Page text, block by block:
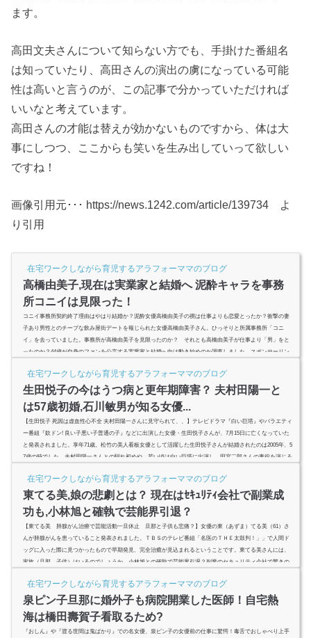
ます。
高田文夫さんについて知らない方でも、手掛けた番組名
は知っていたり、高田さんの演出の虜になっている可能
性は高いと言うのが、この記事で分かっていただければ
いいなと考えています。
高田さんの才能は替えが効かないものですから、体は大
事にしつつ、ここからも笑いを生み出していって欲しい
ですね！
画像引用元･･･ https://news.1242.com/article/139734 よ
り引用
在宅ワークしながら育児するアラフォーママのブログ
高橋由美子,現在は実業家と結婚へ 泥酔キャラを事務
所コニイは見限った！
コニイ事務所契約終了理由はやはり結婚か？泥酔女優高橋由美子の禊は仕事よりも恋愛とったか？衝撃の妻
子あり男性とのチープな飲み屋街デートを報じられた女優高橋由美子さん。ひっそりと所属事務所「コニ
イ」を去っていました。事務所が高橋由美子を見限ったのか？ それとも高橋由美子が仕事より「男」をと
ったのか？44歳が自身のファンを公言する実業家と結婚へ向け動き始めのか調査しました。スポンサーリン
清純派アイド...
在宅ワークしながら育児するアラフォーママのブログ
生田悦子の今はうつ病と更年期障害？ 夫村田陽一と
は57歳初婚,石川敏男が知る女優...
【生田悦子 死因は虚血性心不全 夫村田陽一さんに見守られて、、】テレビドラマ『白い巨塔』やバラエティ
ー番組『欽ドン! 良い子悪い子普通の子』などに出演した女優・生田悦子さんが、7月15日に亡くなっていた
と発表されました。享年71歳。松竹の美人看板女優として活躍した生田悦子さんが結婚されたのは2005年、5
7歳の時でした。夫村田陽一さんとの馴れ初めや、若い頃は白い巨塔に出演し、田宮二郎さんの妻役を演じる
dow.adsbyg...
在宅ワークしながら育児するアラフォーママのブログ
東てる美,娘の悲劇とは？ 現在はｾｷｭﾘﾃｨ会社で副業成
功も,小林旭と確執で芸能界引退？
【東てる美 肺腺がん治療で芸能活動一旦休止 旦那と子供も悲痛？】女優の東（あずま）てる美（61）さ
んが肺腺がんを患っていること発表されました。ＴＢＳのテレビ番組「名医のＴＨＥ太鼓判！」」で人間ド
ッグに入った際に見つかったもので早期発見、完全治癒が見込まれるということです。東てる美さんには、
家族（旦那、子供）はいるのでしょうか。小林旭との確執で芸能界引退？副業のセキュリティ会社で驚きの
在宅ワークしながら育児するアラフォーママのブログ
泉ピン子旦那に婚外子も病院開業した医師！自宅熱
海は橋田壽賀子看取るため?
『おしん』や『渡る世間は鬼ばかり』での名女優、泉ピン子の女優前の仕事に驚愕！毒舌でおしゃべり上手